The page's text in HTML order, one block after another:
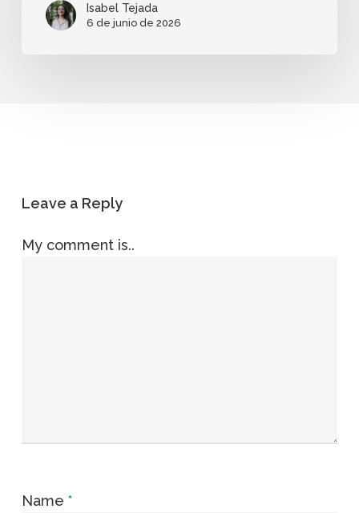
Isabel Tejada
6 de junio de 2026
Leave a Reply
My comment is..
Name *